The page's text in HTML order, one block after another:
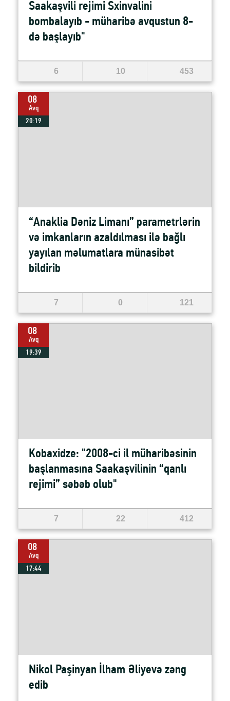
Saakaşvili rejimi Sxinvalini
bombalayıb - müharibə avqustun 8-
də başlayıb"
6 10 453
08
Avq
20:19
“Anaklia Dəniz Limanı” parametrlərin
və imkanların azaldılması ilə bağlı
yayılan məlumatlara münasibət
bildirib
7 0 121
08
Avq
19:39
Kobaxidze: "2008-ci il müharibəsinin
başlanmasına Saakaşvilinin “qanlı
rejimi” səbəb olub"
7 22 412
08
Avq
17:44
Nikol Paşinyan İlham Əliyevə zəng
edib